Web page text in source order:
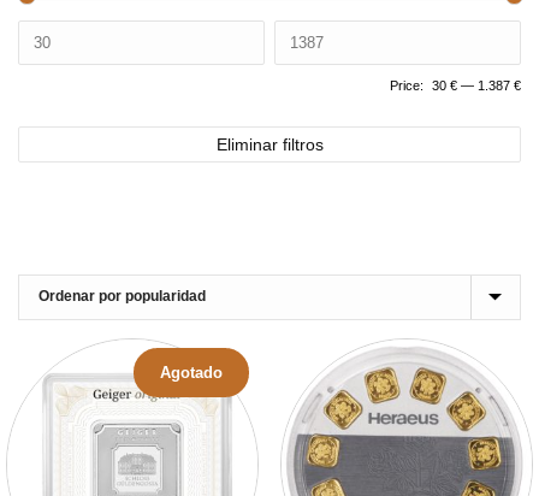
Agotado
Price: 30 € — 1.387 €
Eliminar filtros